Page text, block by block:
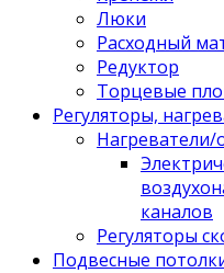
Люки
Расходный
Редуктор
Торцевые
Регуляторы,
Нагреватели/
каналов
Регуляторы
Подвесные